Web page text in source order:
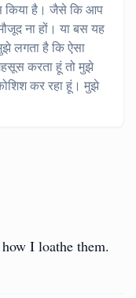
किया है। जैसे कि आप
ना हों। या बस यह
लगता है कि ऐसा
करता हूं तो मुझे
कर रहा हूं। मुझे
I loathe them.